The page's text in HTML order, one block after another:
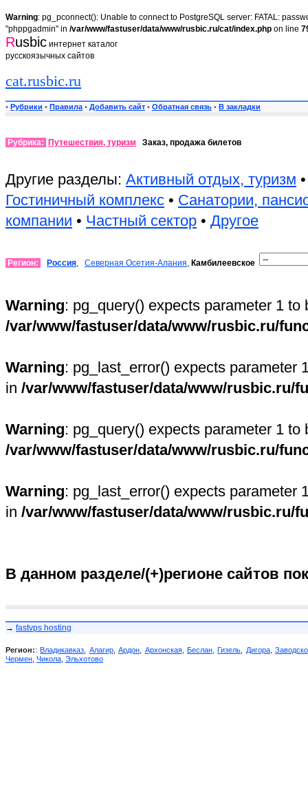
Warning: pg_pconnect(): Unable to connect to PostgreSQL server: FATAL:
"phppgadmin" in /var/www/fastuser/data/www/rusbic.ru/cat/index.php on line
Rusbic интернет каталог
русскоязычных сайтов
cat.rusbic.ru
• Рубрики • Правила • Добавить сайт • Обратная связь • В закладки
Рубрика: Путешествия, туризм Заказ, продажа билетов
Другие разделы: Активный отдых, туризм
Гостиничный комплекс • Санатории,
компании • Частный сектор • Другое
Регион: Россия, Северная Осетия-Алания, Камбилеевское
Warning: pg_query() expects parameter 1
/var/www/fastuser/data/www/rusbic.ru/
Warning: pg_last_error() expects parameter
in /var/www/fastuser/data/www/rusbic.ru/
Warning: pg_query() expects parameter 1
/var/www/fastuser/data/www/rusbic.ru/
Warning: pg_last_error() expects parameter
in /var/www/fastuser/data/www/rusbic.ru/
В данном разделе/(+)регионе сайтов
→ fastvps hosting
Регион::Владикавказ Алагир,Ардон Архонская, Беслан,Гизель Дигора,
Чермен Чикола Эльхотово